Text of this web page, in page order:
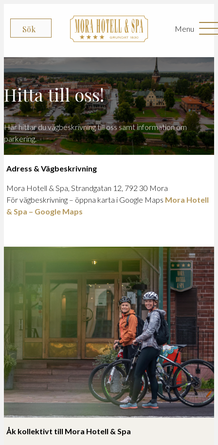
Sök Menu
Hitta till oss!
Här hittar du vägbeskrivning till oss samt information om
parkering.
Adress & Vägbeskrivning
Mora Hotell & Spa, Strandgatan 12, 792 30 Mora
För vägbeskrivning – öppna karta i Google Maps Mora Hotell
& Spa – Google Maps
Åk kollektivt till Mora Hotell & Spa